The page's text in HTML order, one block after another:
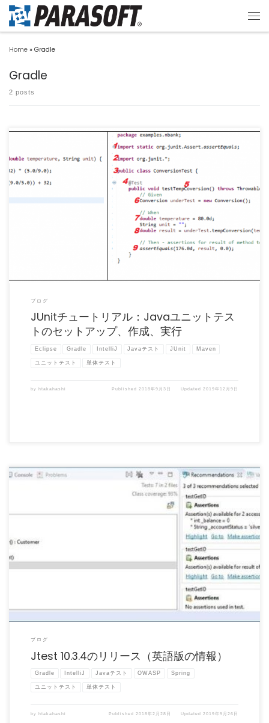
Home » Gradle
Gradle
2 posts
今回は、JUnitテストのセットアップ、作成、実行方法に関する簡単なJUnitチュート
ブログ
JUnitチュートリアル：Javaユニットテス
トのセットアップ、作成、実行
Eclipse Gradle IntelliJ Javaテスト JUnit Maven
ユニットテスト 単体テスト
by htakahashi Published 2018年9月3日 Updated 2019年12月9日
（この記事は、開発元Parasoft社 Blog 「Today’s Jtest 10.3 […]
ブログ
Jtest 10.3.4のリリース（英語版の情報）
Gradle IntelliJ Javaテスト OWASP Spring
ユニットテスト 単体テスト
by htakahashi Published 2018年2月28日 Updated 2019年9月26日